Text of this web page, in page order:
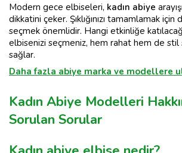
Modern gece elbiseleri, kadın abiye
dikkatini çeker. Şıklığınızı tamamlamak için
seçmek önemlidir. Hangi etkinliğe
elbisenizi seçmeniz, hem rahat hem de stil
sağlar.
Daha fazla abiye marka ve modellere
Kadın Abiye Modelleri
Sorulan Sorular